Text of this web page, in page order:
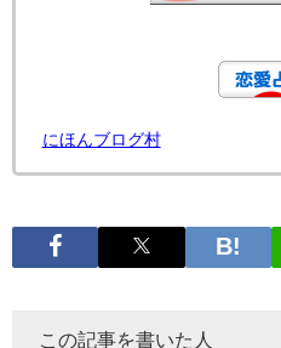
にほんブログ村
この記事を書いた人